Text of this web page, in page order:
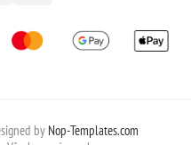
by Nop-Templates.com